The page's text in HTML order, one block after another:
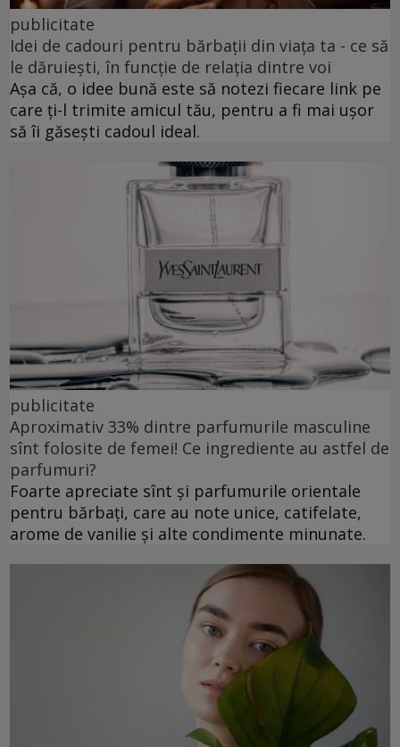
publicitate
Idei de cadouri pentru bărbații din viața ta - ce să
le dăruiești, în funcție de relația dintre voi
Așa că, o idee bună este să notezi fiecare link pe
care ți-l trimite amicul tău, pentru a fi mai ușor
să îi găsești cadoul ideal.
publicitate
Aproximativ 33% dintre parfumurile masculine
sînt folosite de femei! Ce ingrediente au astfel de
parfumuri?
Foarte apreciate sînt și parfumurile orientale
pentru bărbați, care au note unice, catifelate,
arome de vanilie și alte condimente minunate.